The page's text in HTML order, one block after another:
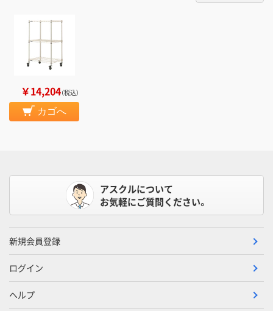
￥14,204（税込）
カゴへ
アスクルについて
お気軽にご質問ください。
新規会員登録
ログイン
ヘルプ